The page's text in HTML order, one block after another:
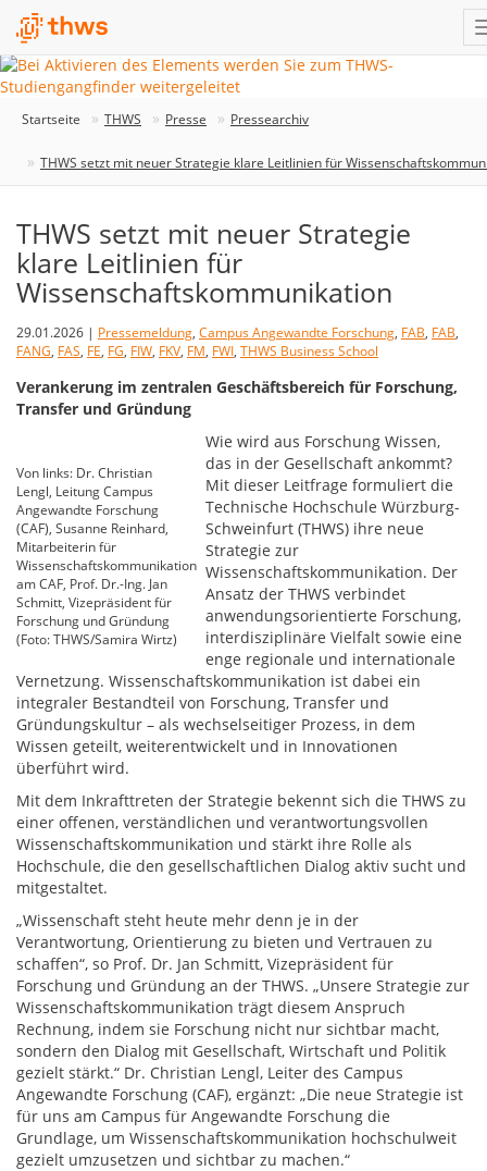
Startseite THWS Presse Pressearchiv
THWS setzt mit neuer Strategie klare Leitlinien für
THWS setzt mit neuer Strategie
klare Leitlinien für
Wissenschaftskommunikation
29.01.2026 | Pressemeldung, Campus Angewandte Forschung, FAB, FAB,
FANG, FAS, FE, FG, FIW, FKV, FM, FWI, THWS Business School
Verankerung im zentralen Geschäftsbereich für Forschung,
Transfer und Gründung
Von links: Dr. Christian
Lengl, Leitung Campus
Angewandte Forschung
(CAF), Susanne Reinhard,
Mitarbeiterin für
Wissenschaftskommunikation
am CAF, Prof. Dr.-Ing. Jan
Schmitt, Vizepräsident für
Forschung und Gründung
(Foto: THWS/Samira Wirtz)
Wie wird aus Forschung Wissen,
das in der Gesellschaft ankommt?
Mit dieser Leitfrage formuliert die
Technische Hochschule Würzburg-
Schweinfurt (THWS) ihre neue
Strategie zur
Wissenschaftskommunikation. Der
Ansatz der THWS verbindet
anwendungsorientierte Forschung,
interdisziplinäre Vielfalt sowie eine
enge regionale und internationale
Vernetzung. Wissenschaftskommunikation ist dabei ein
integraler Bestandteil von Forschung, Transfer und
Gründungskultur – als wechselseitiger Prozess, in dem
Wissen geteilt, weiterentwickelt und in Innovationen
überführt wird.
Mit dem Inkrafttreten der Strategie bekennt sich die THWS zu
einer offenen, verständlichen und verantwortungsvollen
Wissenschaftskommunikation und stärkt ihre Rolle als
Hochschule, die den gesellschaftlichen Dialog aktiv sucht und
mitgestaltet.
„Wissenschaft steht heute mehr denn je in der
Verantwortung, Orientierung zu bieten und Vertrauen zu
schaffen“, so Prof. Dr. Jan Schmitt, Vizepräsident für
Forschung und Gründung an der THWS. „Unsere Strategie zur
Wissenschaftskommunikation trägt diesem Anspruch
Rechnung, indem sie Forschung nicht nur sichtbar macht,
sondern den Dialog mit Gesellschaft, Wirtschaft und Politik
gezielt stärkt.“ Dr. Christian Lengl, Leiter des Campus
Angewandte Forschung (CAF), ergänzt: „Die neue Strategie ist
für uns am Campus für Angewandte Forschung die
Grundlage, um Wissenschaftskommunikation hochschulweit
gezielt umzusetzen und sichtbar zu machen.“